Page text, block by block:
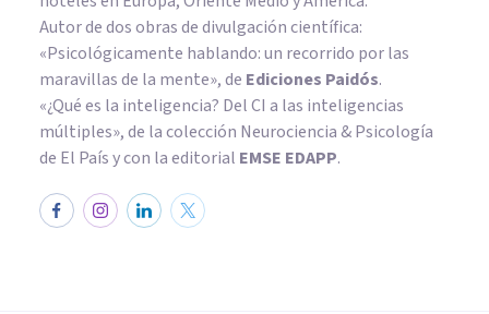
Autor de dos obras de divulgación científica:
«Psicológicamente hablando: un recorrido por las
maravillas de la mente», de Ediciones Paidós.
«¿Qué es la inteligencia? Del CI a las inteligencias
múltiples», de la colección Neurociencia & Psicología
de El País y con la editorial EMSE EDAPP.